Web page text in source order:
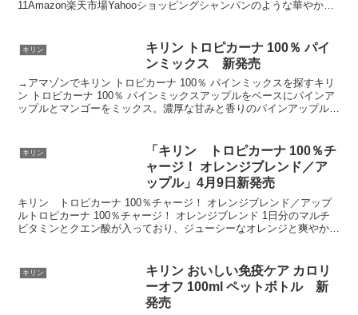
11Amazon楽天市場Yahooショッピングシャンパンのような華やかさ
キリン
キリン トロピカーナ 100％ パイ
ンミックス 新発売
→アマゾンでキリン トロピカーナ 100％ パインミックスを探すキリ
ン トロピカーナ 100％ パインミックスアップルをベースにパインア
ップルとマンゴーをミックス。濃厚な甘みと香りのパインアップルが
キリン
「キリン トロピカーナ 100％チ
ャージ！ オレンジブレンド／ア
ップル」4月9日新発売
キリン トロピカーナ 100％チャージ！ オレンジブレンド／アップ
ルトロピカーナ 100％チャージ！ オレンジブレンド 1日分のマルチ
ビタミンとクエン酸が入っており、ジューシーなオレンジと爽やかな
キリン
キリン おいしい免疫ケア カロリ
ーオフ 100ml ペットボトル 新
発売